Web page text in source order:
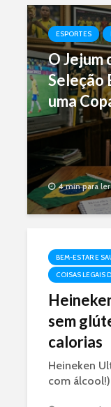
ESPORTES
O Jejum
Seleção
uma
4 min para ler
BEM-ESTAR E
COISAS LEGAIS
sem
calorias
Heineken
com